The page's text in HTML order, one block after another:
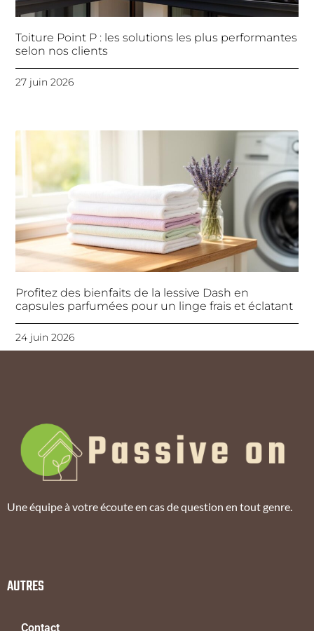
Toiture Point P : les solutions les plus performantes
selon nos clients
27 juin 2026
Profitez des bienfaits de la lessive Dash en
capsules parfumées pour un linge frais et éclatant
24 juin 2026
Une équipe à votre écoute en cas de question en tout genre.
AUTRES
Contact